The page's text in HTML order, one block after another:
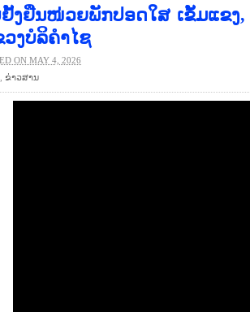
ຢັ້ງຢືນໜ່ວຍພັກປອດໃສ ເຂັ້ມແ
ງບໍລິຄຳໄຊ
ON MAY 4, 2026
​ຂ່າວ​ສານ